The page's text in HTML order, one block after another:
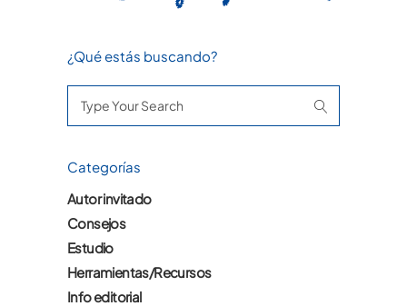
¿Qué estás buscando?
for:
Categorías
Autor invitado
Consejos
Estudio
Herramientas/Recursos
Info editorial